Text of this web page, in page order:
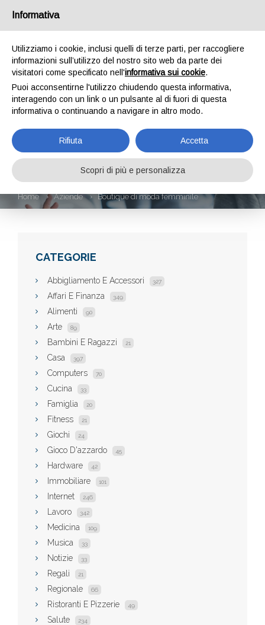
BOUTIQUE DI MODA
FEMMINILE
Home Aziende Boutique di moda femminile
CATEGORIE
Abbigliamento E Accessori 327
Affari E Finanza 349
Alimenti 90
Arte 89
Bambini E Ragazzi 21
Casa 397
Computers 70
Cucina 33
Famiglia 20
Fitness 21
Giochi 24
Gioco D'azzardo 45
Hardware 42
Immobiliare 101
Internet 246
Lavoro 342
Medicina 109
Musica 33
Notizie 33
Regali 21
Regionale 66
Ristoranti E Pizzerie 49
Salute 234
Informativa
Utilizziamo i cookie, inclusi quelli di terze parti, per raccogliere
informazioni sull’utilizzo del nostro sito web da parte dei
visitatori come specificato nell'informativa sui cookie.
Puoi acconsentirne l'utilizzo chiudendo questa informativa,
interagendo con un link o un pulsante al di fuori di questa
informativa o continuando a navigare in altro modo.
Rifiuta Accetta
Scopri di più e personalizza